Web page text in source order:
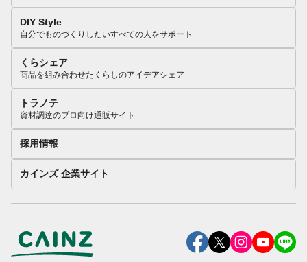
DIY Style
自分でものづくりしたいすべての人をサポート
くらシェア
商品を組み合わせたくらしのアイデアシェア
トラノテ
資材調達のプロ向け通販サイト
採用情報
カインズ 企業サイト